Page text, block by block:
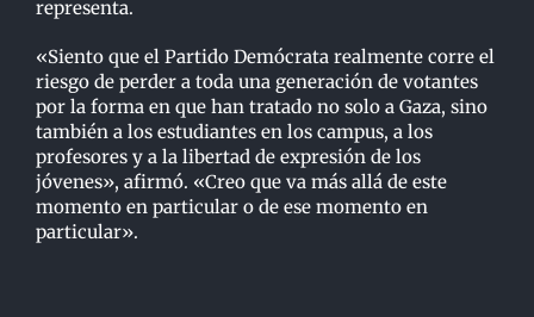
representa.
«Siento que el Partido Demócrata realmente corre el
riesgo de perder a toda una generación de votantes
por la forma en que han tratado no solo a Gaza, sino
también a los estudiantes en los campus, a los
profesores y a la libertad de expresión de los
jóvenes», afirmó. «Creo que va más allá de este
momento en particular o de ese momento en
particular».